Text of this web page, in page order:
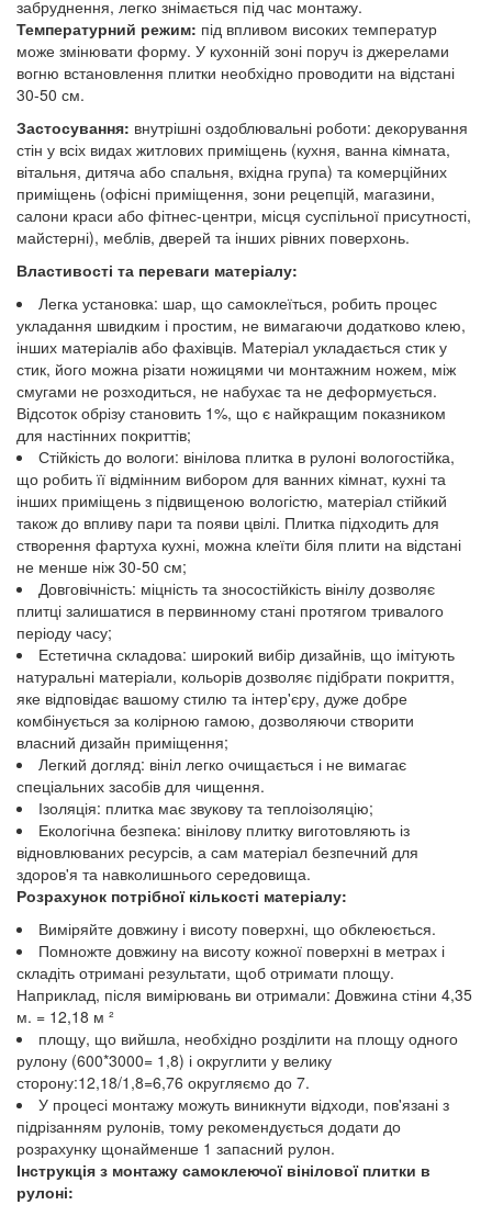
забруднення, легко знімається під час монтажу.
Температурний режим: під впливом високих температур
може змінювати форму. У кухонній зоні поруч із джерелами
вогню встановлення плитки необхідно проводити на відстані
30-50 см.
Застосування: внутрішні оздоблювальні роботи: декорування
стін у всіх видах житлових приміщень (кухня, ванна кімната,
вітальня, дитяча або спальня, вхідна група) та комерційних
приміщень (офісні приміщення, зони рецепцій, магазини,
салони краси або фітнес-центри, місця суспільної присутності,
майстерні), меблів, дверей та інших рівних поверхонь.
Властивості та переваги матеріалу:
Легка установка: шар, що самоклеїться, робить процес
укладання швидким і простим, не вимагаючи додатково клею,
інших матеріалів або фахівців. Матеріал укладається стик у
стик, його можна різати ножицями чи монтажним ножем, між
смугами не розходиться, не набухає та не деформується.
Відсоток обрізу становить 1%, що є найкращим показником
для настінних покриттів;
Стійкість до вологи: вінілова плитка в рулоні вологостійка,
що робить її відмінним вибором для ванних кімнат, кухні та
інших приміщень з підвищеною вологістю, матеріал стійкий
також до впливу пари та появи цвілі. Плитка підходить для
створення фартуха кухні, можна клеїти біля плити на відстані
не менше ніж 30-50 см;
Довговічність: міцність та зносостійкість вінілу дозволяє
плитці залишатися в первинному стані протягом тривалого
періоду часу;
Естетична складова: широкий вибір дизайнів, що імітують
натуральні матеріали, кольорів дозволяє підібрати покриття,
яке відповідає вашому стилю та інтер'єру, дуже добре
комбінується за колірною гамою, дозволяючи створити
власний дизайн приміщення;
Легкий догляд: вініл легко очищається і не вимагає
спеціальних засобів для чищення.
Ізоляція: плитка має звукову та теплоізоляцію;
Екологічна безпека: вінілову плитку виготовляють із
відновлюваних ресурсів, а сам матеріал безпечний для
здоров'я та навколишнього середовища.
Розрахунок потрібної кількості матеріалу:
Виміряйте довжину і висоту поверхні, що обклеюється.
Помножте довжину на висоту кожної поверхні в метрах і
складіть отримані результати, щоб отримати площу.
Наприклад, після вимірювань ви отримали: Довжина стіни 4,35
м. = 12,18 м ²
площу, що вийшла, необхідно розділити на площу одного
рулону (600*3000= 1,8) і округлити у велику
сторону:12,18/1,8=6,76 округляємо до 7.
У процесі монтажу можуть виникнути відходи, пов'язані з
підрізанням рулонів, тому рекомендується додати до
розрахунку щонайменше 1 запасний рулон.
Інструкція з монтажу самоклеючої вінілової плитки в
рулоні: